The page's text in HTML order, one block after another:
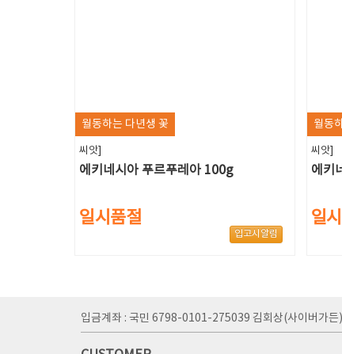
월동하는 다년생 꽃
씨앗]
에키네시아 푸르푸레아 100g
일시품절
입고시알림
월동
씨앗]
에키
일
입금계좌 : 국민 6798-0101-275039 김회상(사이버가